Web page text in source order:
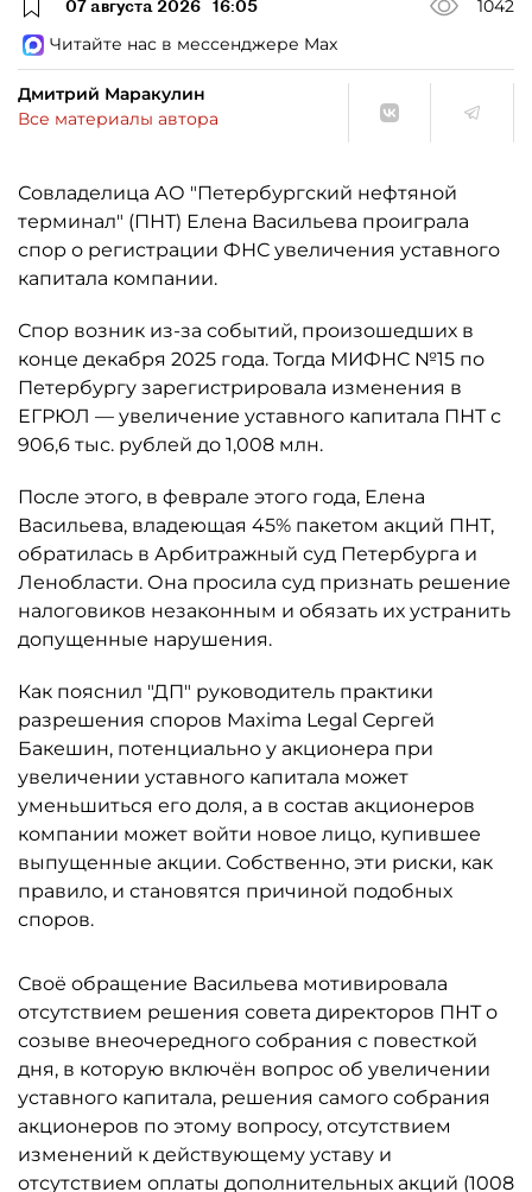
07 августа 2026 16:05
1042
Читайте нас в мессенджере Max
Дмитрий Маракулин
Все материалы автора
Совладелица АО "Петербургский нефтяной
терминал" (ПНТ) Елена Васильева проиграла
спор о регистрации ФНС увеличения уставного
капитала компании.
Спор возник из-за событий, произошедших в
конце декабря 2025 года. Тогда МИФНС №15 по
Петербургу зарегистрировала изменения в
ЕГРЮЛ — увеличение уставного капитала ПНТ с
906,6 тыс. рублей до 1,008 млн.
После этого, в феврале этого года, Елена
Васильева, владеющая 45% пакетом акций ПНТ,
обратилась в Арбитражный суд Петербурга и
Ленобласти. Она просила суд признать решение
налоговиков незаконным и обязать их устранить
допущенные нарушения.
Как пояснил "ДП" руководитель практики
разрешения споров Maxima Legal Сергей
Бакешин, потенциально у акционера при
увеличении уставного капитала может
уменьшиться его доля, а в состав акционеров
компании может войти новое лицо, купившее
выпущенные акции. Собственно, эти риски, как
правило, и становятся причиной подобных
споров.
Своё обращение Васильева мотивировала
отсутствием решения совета директоров ПНТ о
созыве внеочередного собрания с повесткой
дня, в которую включён вопрос об увеличении
уставного капитала, решения самого собрания
акционеров по этому вопросу, отсутствием
изменений к действующему уставу и
отсутствием оплаты дополнительных акций (1008